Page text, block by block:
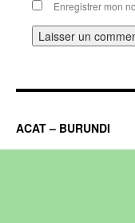
Enregistrer mon
ACAT – BURUNDI